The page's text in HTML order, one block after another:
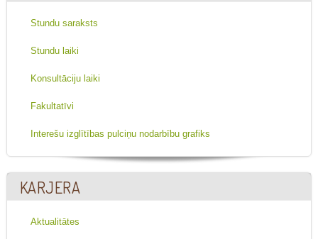
Stundu saraksts
Stundu laiki
Konsultāciju laiki
Fakultatīvi
Interešu izglītības pulciņu nodarbību grafiks
KARJERA
Aktualitātes